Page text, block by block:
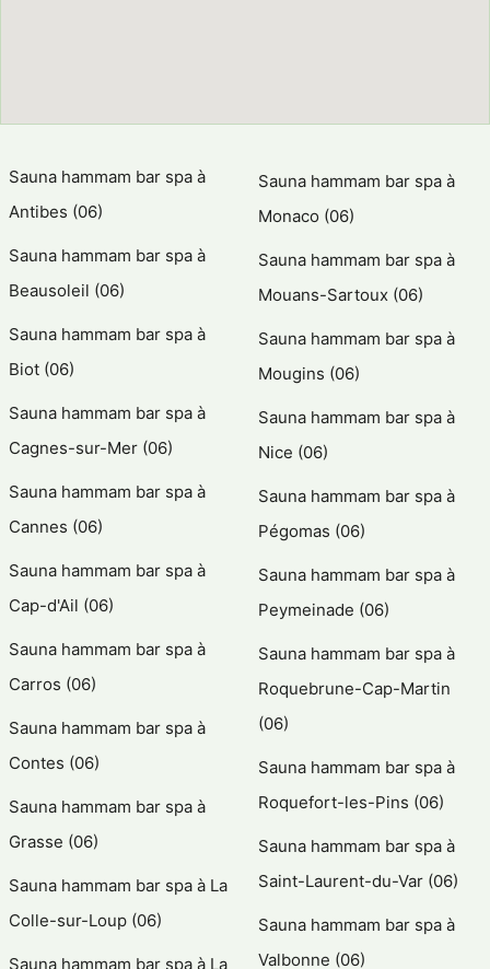
Sauna hammam bar spa à
Antibes (06)
Sauna hammam bar spa à
Beausoleil (06)
Sauna hammam bar spa à
Biot (06)
Sauna hammam bar spa à
Cagnes-sur-Mer (06)
Sauna hammam bar spa à
Cannes (06)
Sauna hammam bar spa à
Cap-d'Ail (06)
Sauna hammam bar spa à
Carros (06)
Sauna hammam bar spa à
Contes (06)
Sauna hammam bar spa à
Grasse (06)
Sauna hammam bar spa à La
Colle-sur-Loup (06)
Sauna hammam bar spa à La
Sauna hammam bar spa à
Monaco (06)
Sauna hammam bar spa à
Mouans-Sartoux (06)
Sauna hammam bar spa à
Mougins (06)
Sauna hammam bar spa à
Nice (06)
Sauna hammam bar spa à
Pégomas (06)
Sauna hammam bar spa à
Peymeinade (06)
Sauna hammam bar spa à
Roquebrune-Cap-Martin
(06)
Sauna hammam bar spa à
Roquefort-les-Pins (06)
Sauna hammam bar spa à
Saint-Laurent-du-Var (06)
Sauna hammam bar spa à
Valbonne (06)